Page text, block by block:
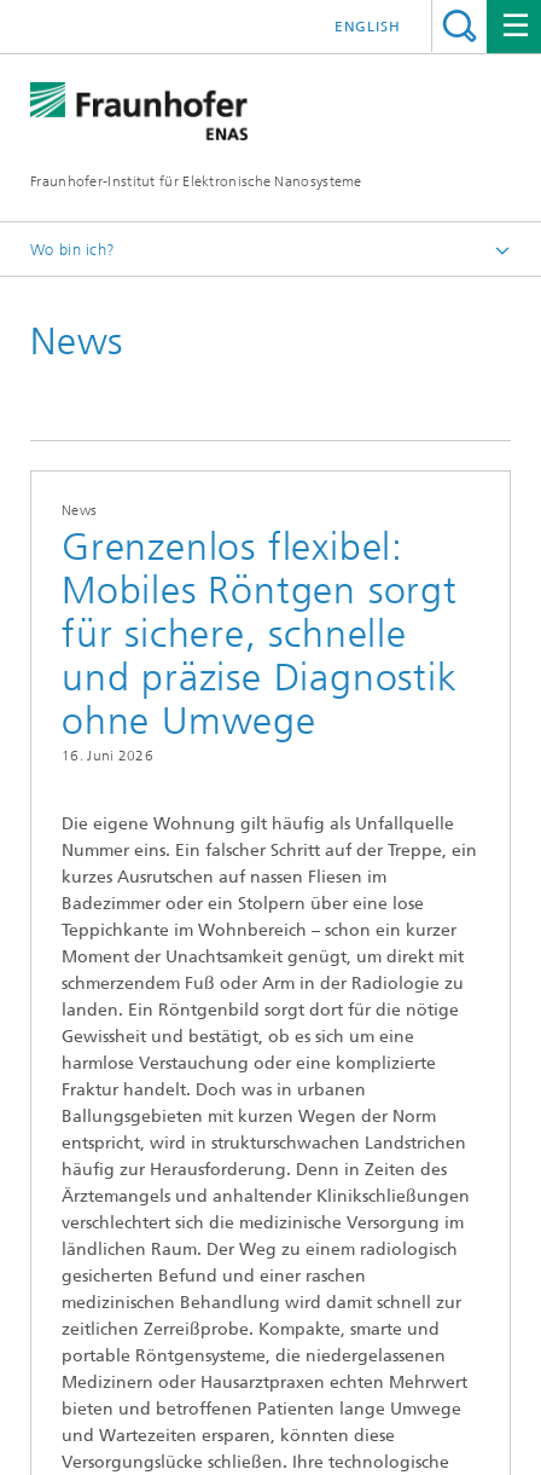
Fraunhofer-Institut für Elektronische Nanosysteme
ENGLISH
Wo bin ich?
News
News
Grenzenlos flexibel:
Mobiles Röntgen sorgt
für sichere, schnelle
und präzise Diagnostik
ohne Umwege
16. Juni 2026
Die eigene Wohnung gilt häufig als Unfallquelle
Nummer eins. Ein falscher Schritt auf der Treppe, ein
kurzes Ausrutschen auf nassen Fliesen im
Badezimmer oder ein Stolpern über eine lose
Teppichkante im Wohnbereich – schon ein kurzer
Moment der Unachtsamkeit genügt, um direkt mit
schmerzendem Fuß oder Arm in der Radiologie zu
landen. Ein Röntgenbild sorgt dort für die nötige
Gewissheit und bestätigt, ob es sich um eine
harmlose Verstauchung oder eine komplizierte
Fraktur handelt. Doch was in urbanen
Ballungsgebieten mit kurzen Wegen der Norm
entspricht, wird in strukturschwachen Landstrichen
häufig zur Herausforderung. Denn in Zeiten des
Ärztemangels und anhaltender Klinikschließungen
verschlechtert sich die medizinische Versorgung im
ländlichen Raum. Der Weg zu einem radiologisch
gesicherten Befund und einer raschen
medizinischen Behandlung wird damit schnell zur
zeitlichen Zerreißprobe. Kompakte, smarte und
portable Röntgensysteme, die niedergelassenen
Medizinern oder Hausarztpraxen echten Mehrwert
bieten und betroffenen Patienten lange Umwege
und Wartezeiten ersparen, könnten diese
Versorgungslücke schließen. Ihre technologische